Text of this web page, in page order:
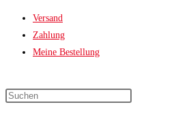
Zum
Inhalt
springen
Versand
Zahlung
Meine Bestellung